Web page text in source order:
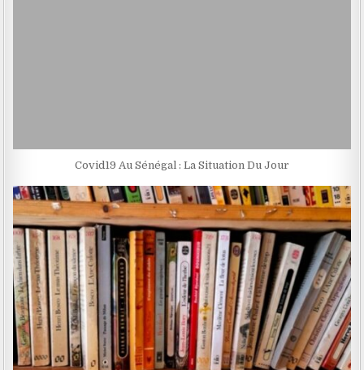
Covid19 Au Sénégal : La Situation Du Jour